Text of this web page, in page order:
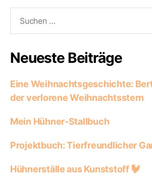
nach:
Neueste Beiträge
Eine Weihnachtsgeschichte:
der verlorene Weihnachtsstern
Mein Hühner-Stallbuch
Projektbuch: Tierfreundlicher
Hühnerställe aus Kunststoff 🐓